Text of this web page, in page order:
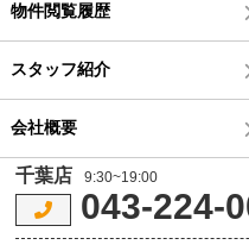
物件閲覧履歴
スタッフ紹介
会社概要
千葉店 9:30~19:00
043-224-